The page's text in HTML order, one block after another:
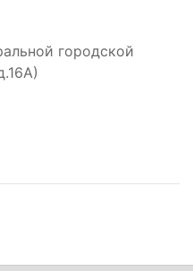
городской